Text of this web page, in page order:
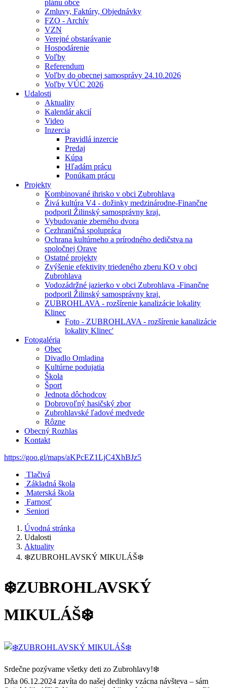
plánu obce
Zmluvy, Faktúry, Objednávky
FZO - Archív
VZN
Verejné obstarávanie
Hospodárenie
Voľby
Referendum
Voľby do obecnej samosprávy 24.10.2026
Voľby VÚC 2026
Udalosti
Aktuality
Kalendár akcií
Video
Inzercia
Pravidlá inzercie
Predaj
Kúpa
Hľadám prácu
Ponúkam prácu
Projekty
Kombinované ihrisko v obci Zubrohlava
Živá kultúra V4 - dožinky medzinárodne-Finančne
podporil Žilinský samosprávny kraj.
Vybudovanie zberného dvora
Cezhraničná spolupráca
Ochrana kultúrneho a prírodného dedičstva na
spoločnej Orave
Ostatné projekty
Zvýšenie efektivity triedeného zberu KO v obci
Zubrohlava
Vodozádržné jazierko v obci Zubrohlava -Finančne
podporil Žilinský samosprávny kraj.
ZUBROHLAVA - rozšírenie kanalizácie lokality
Klinec
Foto - ZUBROHLAVA - rozšírenie kanalizácie
lokality Klinec'
Fotogaléria
Obec
Divadlo Omladina
Kultúrne podujatia
Škola
Šport
Jednota dôchodcov
Dobrovoľný hasičský zbor
Zubrohlavské ľadové medvede
Rôzne
Obecný Rozhlas
Kontakt
https://goo.gl/maps/aKPcEZ1LjC4XhBJz5
Tlačivá
Základná škola
Materská škola
Farnosť
Seniori
Úvodná stránka
Udalosti
Aktuality
❄️ZUBROHLAVSKÝ MIKULÁŠ❄️
❄️ZUBROHLAVSKÝ
MIKULÁŠ❄️
Srdečne pozývame všetky deti zo Zubrohlavy!❄️
Dňa 06.12.2024 zavíta do našej dedinky vzácna návšteva – sám